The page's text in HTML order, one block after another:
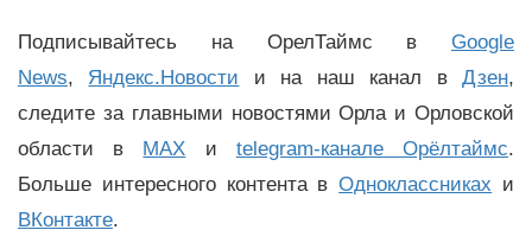
Подписывайтесь на ОрелТаймс в Google
News, Яндекс.Новости и на наш канал вДзен,
следите за главными новостями Орла и Орловской
области в MAX и telegram-канале Орёлтаймс.
Больше интересного контента вОдноклассниках и
ВКонтакте.